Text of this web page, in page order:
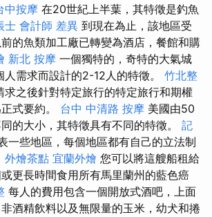
中按摩 在20世紀上半葉，其特徵是釣魚
士 會計師 差異 到現在為止，該地區受
的魚類加工廠已轉變為酒店，餐館和購
新北 按摩 一個獨特的，奇特的大氣城
需求而設計的2-12人的特徵。 竹北整
求之後針對特定旅行的特定旅行和期權
式要約。 台中 中清路 按摩 美國由50
的大小，其特徵具有不同的特徵。 記
一些地區，每個地區都有自己的立法制
外燴茶點 宜蘭外燴 您可以將這艘船租給
更長時間食用所有馬里蘭州的藍色癌
每人的費用包含一個開放式酒吧，上面
酒精飲料以及無限量的玉米，幼犬和捲